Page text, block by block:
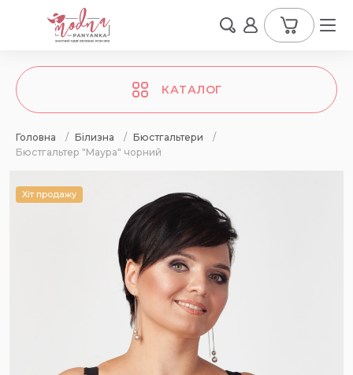
КАТАЛОГ
Головна / Білизна / Бюстгальтери
/
Бюстгальтер "Маура" чорний
Хіт продажу